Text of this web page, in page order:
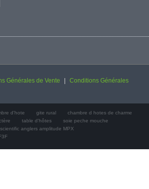
Générales de Vente
Conditions Générales
d'hote gite rural
chambre d hotes de charme
table d'hôtes
soie peche mouche
anglers amplitude MPX